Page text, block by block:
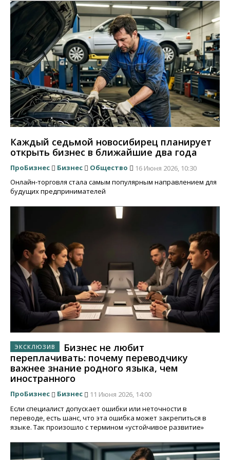
Каждый седьмой новосибирец планирует
открыть бизнес в ближайшие два года
ПроБизнес Бизнес Общество
16 Июня 2026, 10:30
Онлайн-торговля стала самым популярным направлением для
будущих предпринимателей
Бизнес не любит
переплачивать: почему переводчику
важнее знание родного языка, чем
иностранного
ПроБизнес Бизнес
11 Июня 2026, 14:00
Если специалист допускает ошибки или неточности в
переводе, есть шанс, что эта ошибка может закрепиться в
языке. Так произошло с термином «устойчивое развитие»